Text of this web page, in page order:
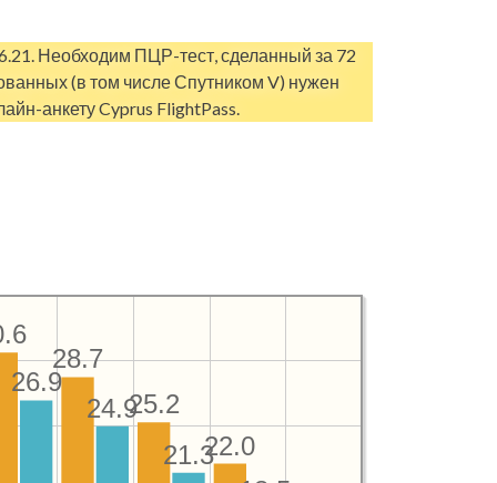
Необходим ПЦР-тест, сделанный за 72
(в том числе Спутником V) нужен
анкету Cyprus FlightPass.